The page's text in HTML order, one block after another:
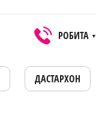
РОБИТА ▼
ДАСТАРХОН